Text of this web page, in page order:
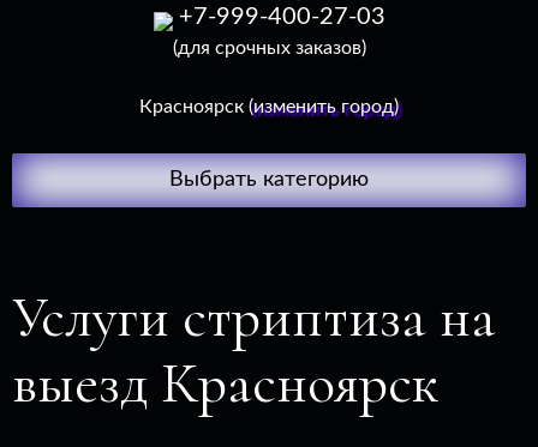
+7-999-400-27-03
(для срочных заказов)
Красноярск (изменить город)
Выбрать категорию
Услуги стриптиза на
выезд Красноярск